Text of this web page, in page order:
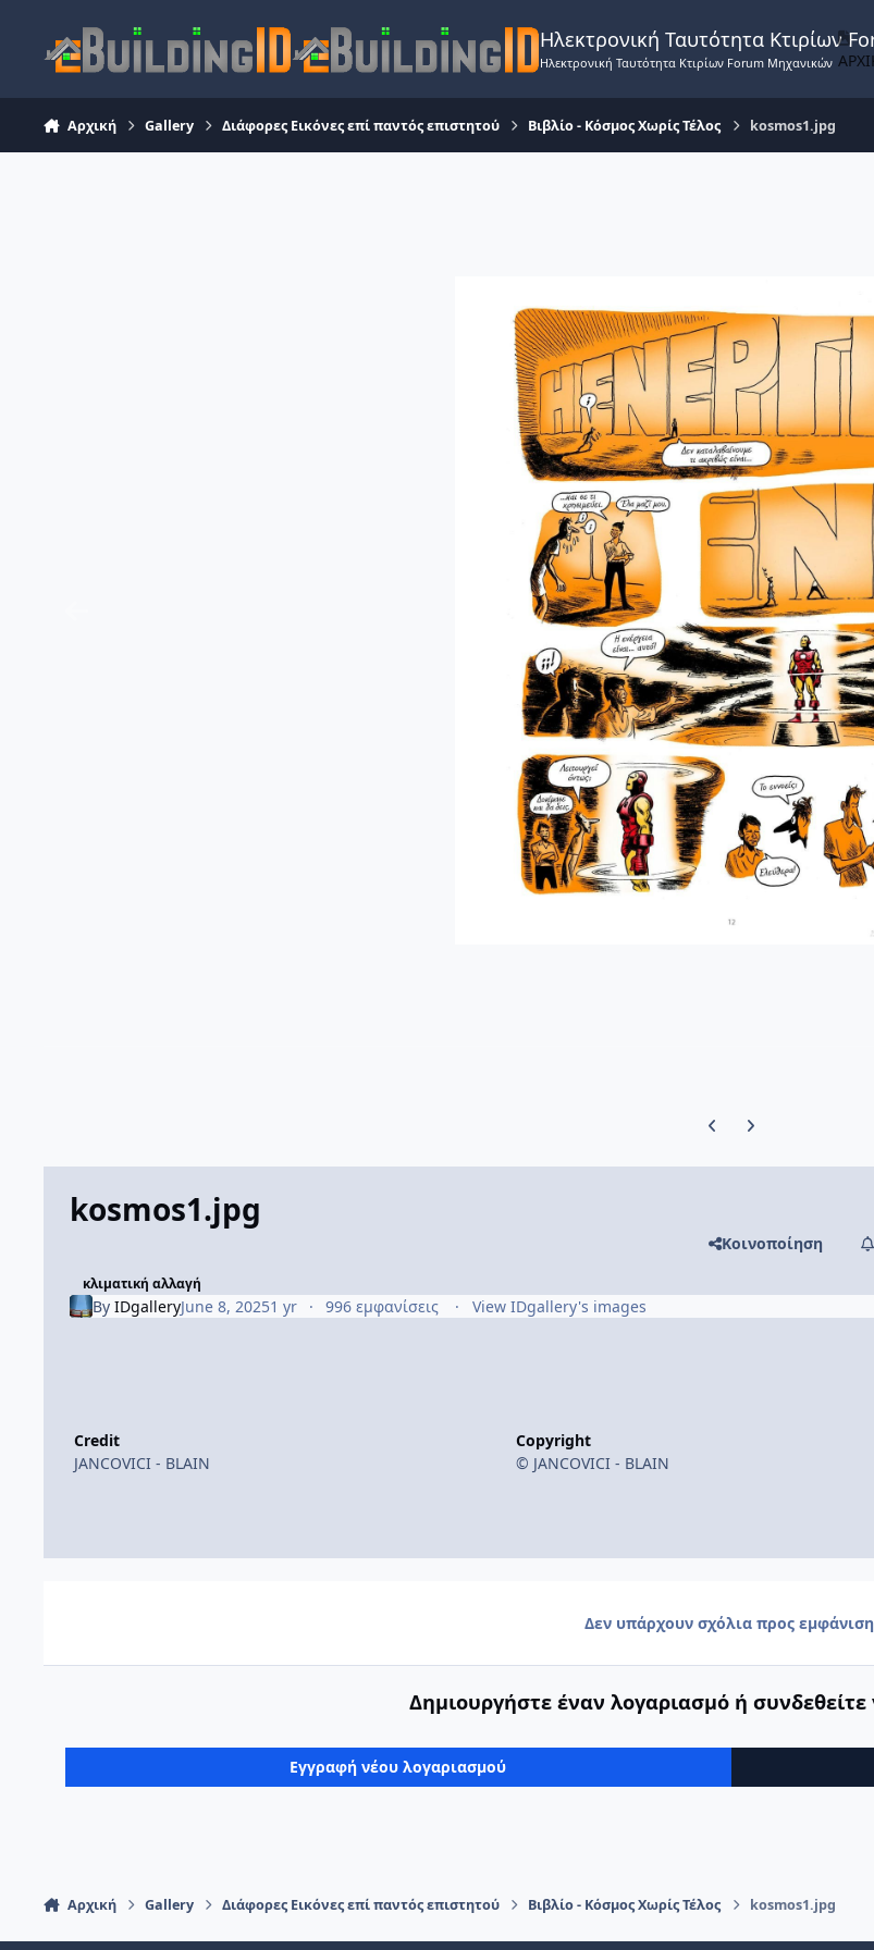
Ηλεκτρονική Ταυτότητα Κτιρίων
Ηλεκτρονική Ταυτότητα Κτιρίων Forum Μηχανικών
Αρχική Gallery Διάφορες Εικόνες επί παντός επιστητού Βιβλίο - Κόσμος Χωρίς Τέλος kosmos1.jpg
Previous carousel slide
Next carousel slide
kosmos1.jpg
κλιματική αλλαγή
Κοινοποίηση
By IDgalleryJune 8, 20251 yr 996 εμφανίσεις View IDgallery's images
Credit
JANCOVICI - BLAIN
Copyright
© JANCOVICI - BLAIN
Δεν υπάρχουν σχόλια προς
Δημιουργήστε έναν λογαριασμό ή συνδεθείτε
Εγγραφή νέου λογαριασμού
Αρχική Gallery Διάφορες Εικόνες επί παντός επιστητού Βιβλίο - Κόσμος Χωρίς Τέλος kosmos1.jpg